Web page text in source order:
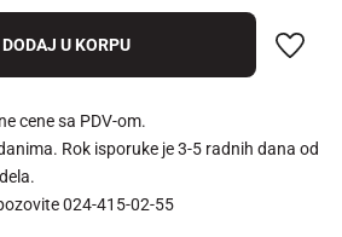
DODAJ U KORPU
cene sa PDV-om.
Rok isporuke je 3-5 radnih dana od
024-415-02-55